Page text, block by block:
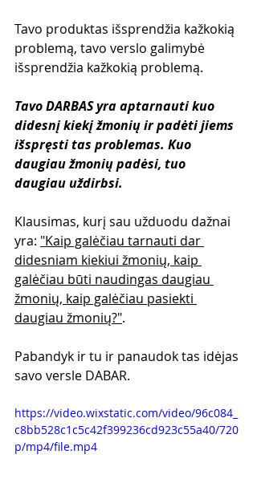
Tavo produktas išsprendžia kažkokią
problemą, tavo verslo galimybė
išsprendžia kažkokią problemą.
Tavo DARBAS yra aptarnauti kuo
didesnį kiekį žmonių ir padėti jiems
išspręsti tas problemas. Kuo
daugiau žmonių padėsi, tuo
daugiau uždirbsi.
Klausimas, kurį sau užduodu dažnai
yra: "Kaip galėčiau tarnauti dar
didesniam kiekiui žmonių, kaip
galėčiau būti naudingas daugiau
žmonių, kaip galėčiau pasiekti
daugiau žmonių?".
Pabandyk ir tu ir panaudok tas idėjas
savo versle DABAR.
https://video.wixstatic.com/video/96c084_
c8bb528c1c5c42f399236cd923c55a40/720
p/mp4/file.mp4